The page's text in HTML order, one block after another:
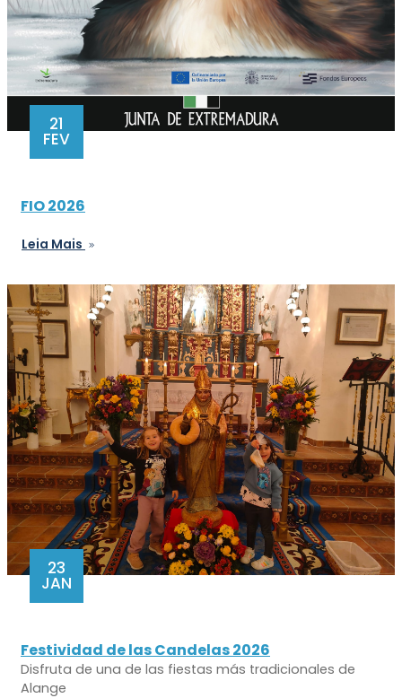
21
FEV
FIO 2026
Leia Mais
23
JAN
Festividad de las Candelas 2026
Disfruta de una de las fiestas más tradicionales de
Alange